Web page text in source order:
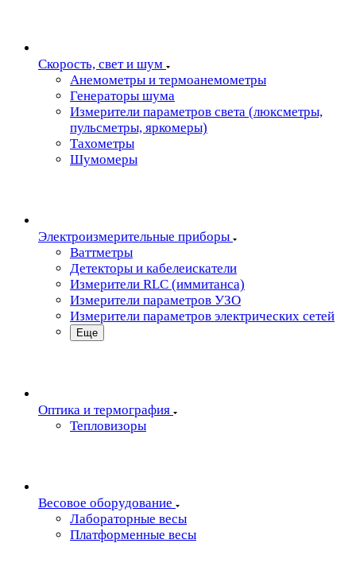
Скорость, свет и шум
Анемометры и термоанемометры
Генераторы шума
Измерители параметров света (люксметры,
пульсметры, яркомеры)
Тахометры
Шумомеры
Электроизмерительные приборы
Ваттметры
Детекторы и кабелеискатели
Измерители RLC (иммитанса)
Измерители параметров УЗО
Измерители параметров электрических сетей
Еще
Oптика и термография
Тепловизоры
Весовое оборудование
Лабораторные весы
Платформенные весы